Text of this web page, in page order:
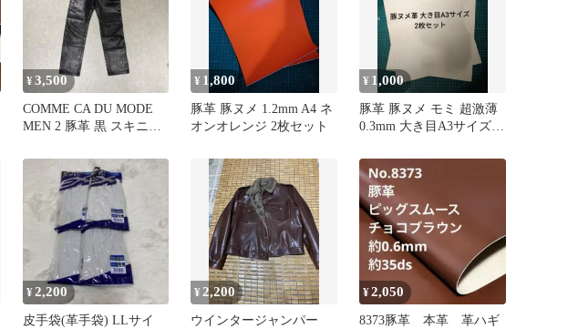
¥3,500
COMME CA DU MODE
MEN 2 豚革 黒 スキニー
¥ 1,800
豚革 豚ヌメ 1.2mm A4 ネ
オンオレンジ 2枚セット
¥ 1,000
豚革 豚ヌメ モミ 超激薄
0.3mm 大き目A3サイズ
¥2,200
皮手袋(革手袋) LLサイ
¥2,200
ウインタージャンパー
¥2,050
8373豚革 本革 革ハギ